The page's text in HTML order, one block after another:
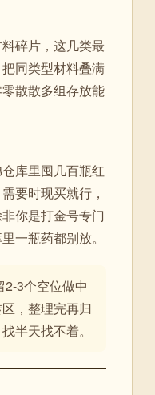
碎片，这几类最
同类型材料叠满
散散多组存放能
库里囤几百瓶红
要时现买就行，
你是打金号专门
一瓶药都别放。
2-3个空位做中
，整理完再归
半天找不着。